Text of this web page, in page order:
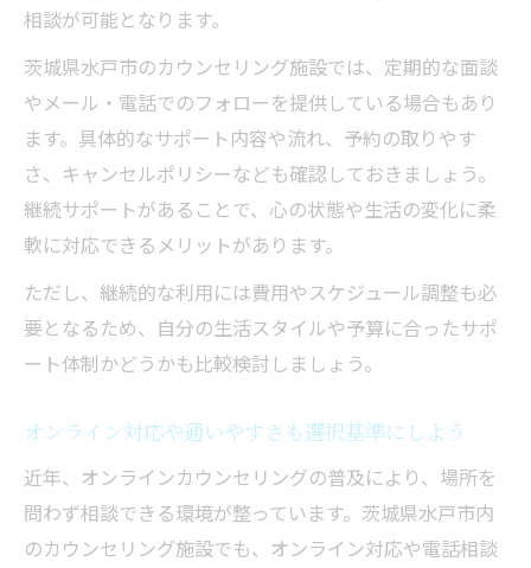
相談が可能となります。
茨城県水戸市のカウンセリング施設では、定期的な面談
やメール・電話でのフォローを提供している場合もあり
ます。具体的なサポート内容や流れ、予約の取りやす
さ、キャンセルポリシーなども確認しておきましょう。
継続サポートがあることで、心の状態や生活の変化に柔
軟に対応できるメリットがあります。
ただし、継続的な利用には費用やスケジュール調整も必
要となるため、自分の生活スタイルや予算に合ったサポ
ート体制かどうかも比較検討しましょう。
オンライン対応や通いやすさも選択基準にしよう
近年、オンラインカウンセリングの普及により、場所を
問わず相談できる環境が整っています。茨城県水戸市内
のカウンセリング施設でも、オンライン対応や電話相談